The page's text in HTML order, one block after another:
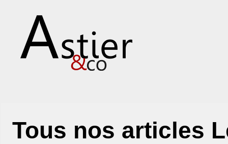
Tous nos articles